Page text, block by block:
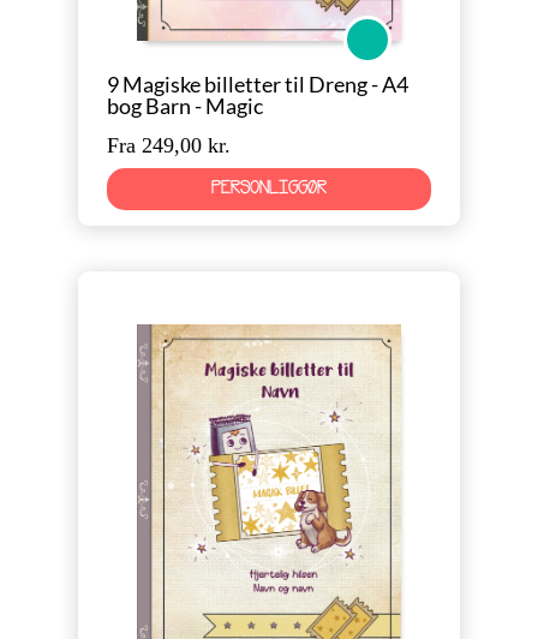
Magic
9 Magiske billetter til Dreng - A4
bog Barn - Magic
Fra 249,00 kr.
PERSONLIGGØR